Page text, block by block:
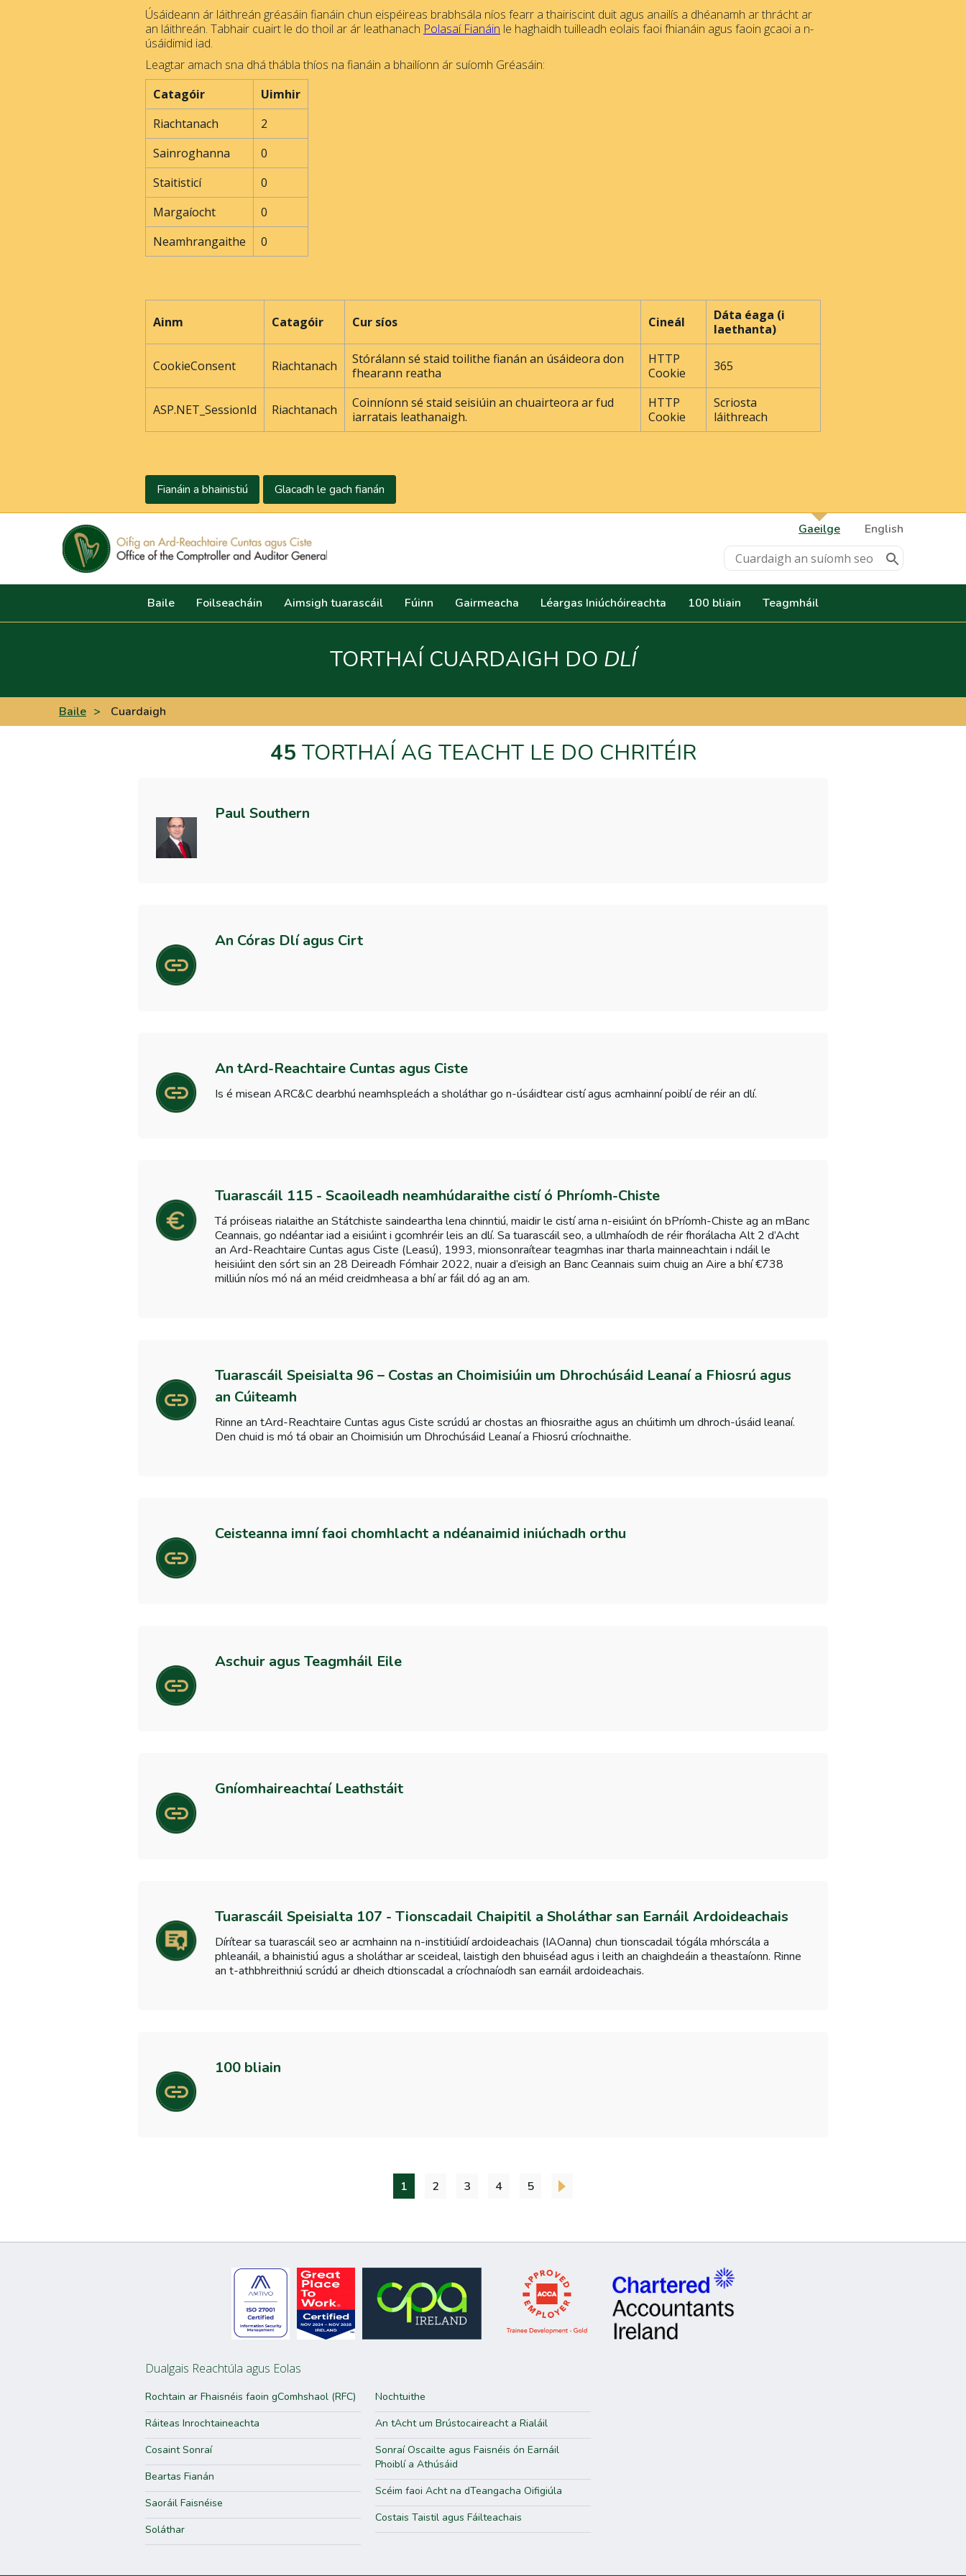
Úsáideann ár láithreán gréasáin fianáin chun eispéireas brabhsála níos fearr a thairiscint duit agus anailís a dhéanamh ar thrácht ar
an láithreán. Tabhair cuairt le do thoil ar ár leathanach Polasaí Fianáin le haghaidh tuilleadh eolais faoi fhianáin agus faoin gcaoi a n-
úsáidimid iad.
Leagtar amach sna dhá thábla thíos na fianáin a bhailíonn ár suíomh Gréasáin:
Catagóir
Uimhir
Riachtanach
2
Sainroghanna
0
Staitisticí
0
Margaíocht
0
Neamhrangaithe
0
Ainm Catagóir Cur síos Cineál
Dáta éaga (i
laethanta)
CookieConsent Riachtanach
Stórálann sé staid toilithe fianán an úsáideora don
fhearann ​​reatha
HTTP
Cookie
365
ASP.NET_SessionId Riachtanach
Coinníonn sé staid seisiúin an chuairteora ar fud
iarratais leathanaigh.
HTTP
Cookie
Scriosta
láithreach
Fianáin a bhainistiú Glacadh le gach fianán
Gaeilge
English
Baile Foilseacháin Aimsigh tuarascáil Fúinn Gairmeacha Léargas Iniúchóireachta 100 bliain Teagmháil
TORTHAÍ CUARDAIGH DO DLÍ
Baile > Cuardaigh
45 TORTHAÍ AG TEACHT LE DO CHRITÉIR
Paul Southern
An Córas Dlí agus Cirt
An tArd-Reachtaire Cuntas agus Ciste
Is é misean ARC&C dearbhú neamhspleách a sholáthar go n-úsáidtear cistí agus acmhainní poiblí de réir an dlí.
Tuarascáil 115 - Scaoileadh neamhúdaraithe cistí ó Phríomh-Chiste
Tá próiseas rialaithe an Státchiste saindeartha lena chinntiú, maidir le cistí arna n-eisiúint ón bPríomh-Chiste ag an mBanc
Ceannais, go ndéantar iad a eisiúint i gcomhréir leis an dlí. Sa tuarascáil seo, a ullmhaíodh de réir fhorálacha Alt 2 d’Acht
an Ard-Reachtaire Cuntas agus Ciste (Leasú), 1993, mionsonraítear teagmhas inar tharla mainneachtain i ndáil le
heisiúint den sórt sin an 28 Deireadh Fómhair 2022, nuair a d’eisigh an Banc Ceannais suim chuig an Aire a bhí €738
milliún níos mó ná an méid creidmheasa a bhí ar fáil dó ag an am.
Tuarascáil Speisialta 96 – Costas an Choimisiúin um Dhrochúsáid Leanaí a Fhiosrú agus
an Cúiteamh
Rinne an tArd-Reachtaire Cuntas agus Ciste scrúdú ar chostas an fhiosraithe agus an chúitimh um dhroch-úsáid leanaí.
Den chuid is mó tá obair an Choimisiún um Dhrochúsáid Leanaí a Fhiosrú críochnaithe.
Ceisteanna imní faoi chomhlacht a ndéanaimid iniúchadh orthu
Aschuir agus Teagmháil Eile
Gníomhaireachtaí Leathstáit
Tuarascáil Speisialta 107 - Tionscadail Chaipitil a Sholáthar san Earnáil Ardoideachais
Dírítear sa tuarascáil seo ar acmhainn na n-institiúidí ardoideachais (IAOanna) chun tionscadail tógála mhórscála a
phleanáil, a bhainistiú agus a sholáthar ar sceideal, laistigh den bhuiséad agus i leith an chaighdeáin a theastaíonn. Rinne
an t-athbhreithniú scrúdú ar dheich dtionscadal a críochnaíodh san earnáil ardoideachais.
100 bliain
1 2 3 4 5
Dualgais Reachtúla agus Eolas
Rochtain ar Fhaisnéis faoin gComhshaol (RFC)
Ráiteas Inrochtaineachta
Cosaint Sonraí
Beartas Fianán
Saoráil Faisnéise
Soláthar
Nochtuithe
An tAcht um Brústocaireacht a Rialáil
Sonraí Oscailte agus Faisnéis ón Earnáil
Phoiblí a Athúsáid
Scéim faoi Acht na dTeangacha Oifigiúla
Costais Taistil agus Fáilteachais